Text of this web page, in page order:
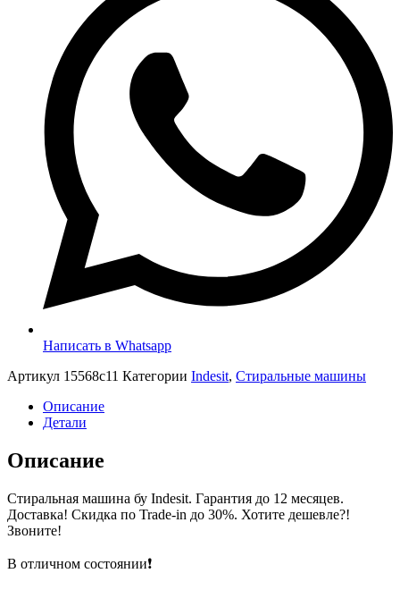
Написать в Whatsapp
Артикул 15568c11 Категории Indesit, Стиральные машины
Описание
Детали
Описание
Стиральная машина бу Indesit. Гарантия до 12 месяцев.
Доставка! Скидка по Trade-in до 30%. Хотите дешевле?!
Звоните!
В отличном состоянии❗